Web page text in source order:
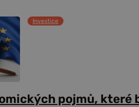
Investice
pojmů, které